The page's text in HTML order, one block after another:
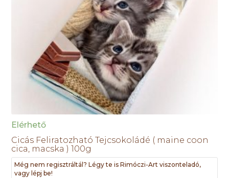
Elérhető
Cicás Feliratozható Tejcsokoládé ( maine coon
cica, macska ) 100g
Még nem regisztráltál? Légy te is Rimóczi-Art viszonteladó,
vagy lépj be!